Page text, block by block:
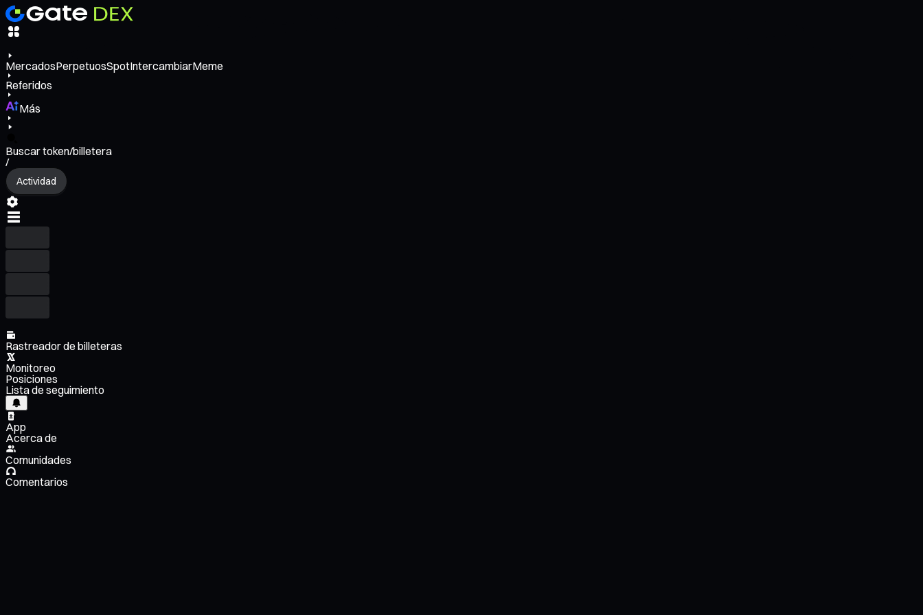
MercadosPerpetuosSpotIntercambiarMeme
Referidos
Más
Buscar token/billetera
/
Actividad
Rastreador de billeteras
Monitoreo
Posiciones
Lista de seguimiento
App
Acerca de
Comunidades
Comentarios